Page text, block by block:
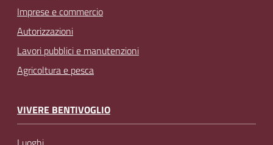
Imprese e commercio
Autorizzazioni
Lavori pubblici e manutenzioni
Agricoltura e pesca
VIVERE BENTIVOGLIO